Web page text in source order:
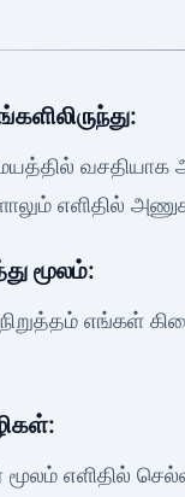
வசதியாக
எளிதில்
மூலம்:
எங்கள்
எளிதில்